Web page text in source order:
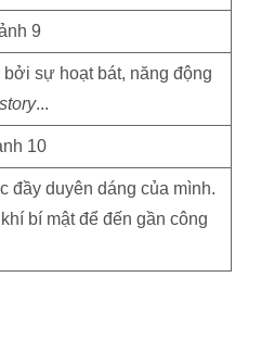
sự hoạt bát, năng động
...
đầy duyên dáng của mình.
bí mật để đến gần công